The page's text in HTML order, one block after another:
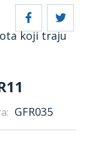
koji traju
GFR035